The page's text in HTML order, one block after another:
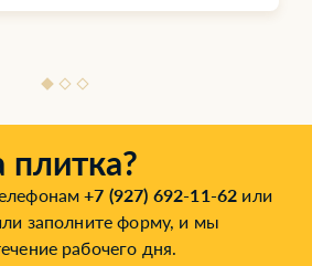
+7 (927) 692-11-62 или
заполните форму, и мы
рабочего дня.